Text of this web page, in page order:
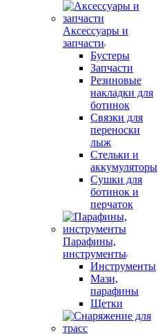
Аксессуары и
запчасти
Бустеры
Запчасти
Резиновые
накладки для
ботинок
Связки для
переноски
лыж
Стельки и
аккумуляторы
Сушки для
ботинок и
перчаток
Парафины,
инструменты
Инструменты
Мази,
парафины
Щетки